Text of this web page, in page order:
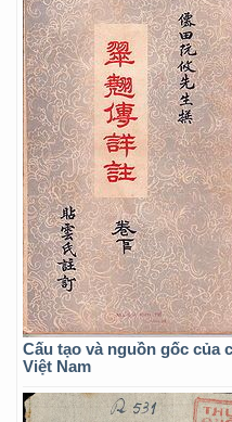
Cấu tạo và nguồn gốc của
Việt Nam